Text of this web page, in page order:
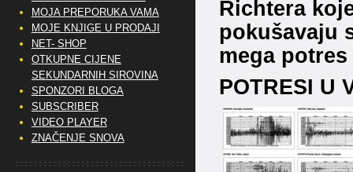
Richtera
pokušavaju
mega
POTRESI U
MOJA PREPORUKA VAMA
MOJE KNJIGE U PRODAJI
NET- SHOP
OTKUPNE CIJENE
SEKUNDARNIH SIROVINA
SPONZORI BLOGA
SUBSCRIBER
VIDEO PLAYER
ZNAČENJE SNOVA